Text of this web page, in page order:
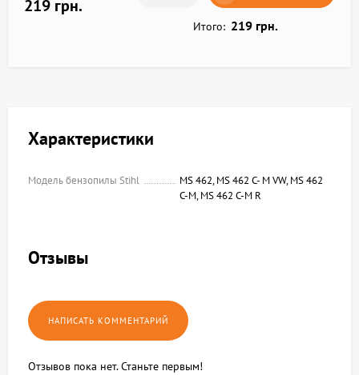
219 грн.
Итого: 219 грн.
Характеристики
Модель бензопилы Stihl
MS 462, MS 462 C- M VW, MS 462
C-M, MS 462 C-M R
Отзывы
Отзывов пока нет. Станьте первым!